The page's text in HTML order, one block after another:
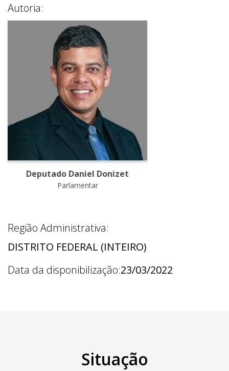
Autoria:
Deputado Daniel Donizet
Parlamentar
Região Administrativa:
DISTRITO FEDERAL (INTEIRO)
Data da disponibilização:23/03/2022
Situação